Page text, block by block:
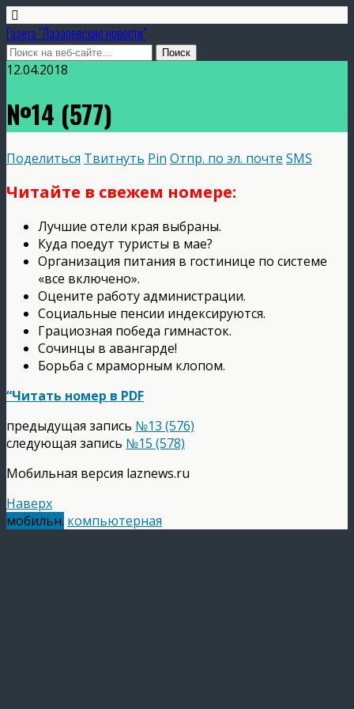
Газета "Лазаревские новости"
12.04.2018
№14 (577)
Поделиться Твитнуть Pin Отпр. по эл. почте SMS
Читайте в свежем номере:
Лучшие отели края выбраны.
Куда поедут туристы в мае?
Организация питания в гостинице по системе
«все включено».
Оцените работу администрации.
Социальные пенсии индексируются.
Грациозная победа гимнасток.
Сочинцы в авангарде!
Борьба с мраморным клопом.
“Читать номер в PDF
предыдущая запись №13 (576)
следующая запись №15 (578)
Мобильная версия laznews.ru
Наверх
мобильн. компьютерная